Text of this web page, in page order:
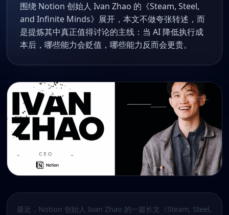
围绕 Notion 创始人 Ivan Zhao 的《Steam, Steel,
and Infinite Minds》展开，本文不做夸张转述，而
是提炼其中真正值得讨论的主线：当 AI 降低执行成
本后，哪些能力会贬值，哪些能力反而会更贵。
最近，Notion 创始人 Ivan Zhao 的一篇长文《Steam, Steel,